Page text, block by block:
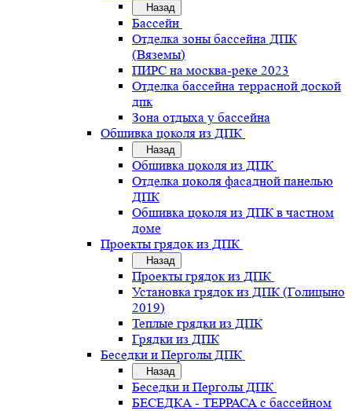
Назад
Бассейн
Отделка зоны бассейна ДПК
(Вяземы)
ПИРС на москва-реке 2023
Отделка бассейна террасной доской
дпк
Зона отдыха у бассейна
Обшивка цоколя из ДПК
Назад
Обшивка цоколя из ДПК
Отделка цоколя фасадной панелью
ДПК
Обшивка цоколя из ДПК в частном
доме
Проекты грядок из ДПК
Назад
Проекты грядок из ДПК
Установка грядок из ДПК (Голицыно
2019)
Теплые грядки из ДПК
Грядки из ДПК
Беседки и Перголы ДПК
Назад
Беседки и Перголы ДПК
БЕСЕДКА - ТЕРРАСА с бассейном